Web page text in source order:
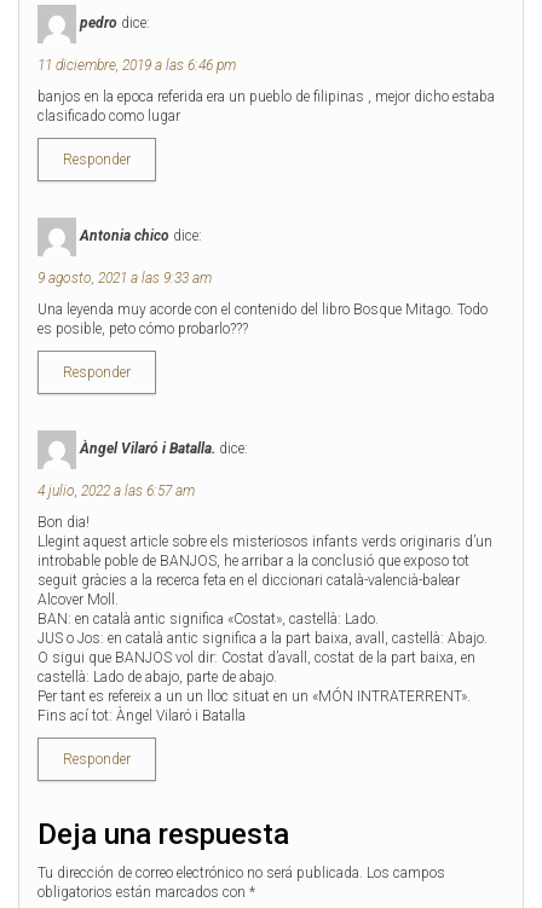
e
n
T
w
i
t
t
e
r
S
e
b
r
e
n
n
a
e
n
t
a
n
u
e
v
a
)
e
n
a
c
e
b
o
o
k
(
S
b
r
e
u
n
a
v
e
n
a
u
e
)
pedro dice:
11 diciembre, 2019 a las 6:46 pm
banjos en la epoca referida era un pueblo de filipinas , mejor dicho estaba
clasificado como lugar
Responder
Antonia chico dice:
9 agosto, 2021 a las 9:33 am
Una leyenda muy acorde con el contenido del libro Bosque Mitago. Todo
es posible, peto cómo probarlo???
Responder
Àngel Vilaró i Batalla. dice:
4 julio, 2022 a las 6:57 am
Bon dia!
Llegint aquest article sobre els misteriosos infants verds originaris d’un
introbable poble de BANJOS, he arribar a la conclusió que exposo tot
seguit gràcies a la recerca feta en el diccionari català-valencià-balear
Alcover Moll.
BAN: en català antic significa «Costat», castellà: Lado.
JUS o Jos: en català antic significa a la part baixa, avall, castellà: Abajo.
O sigui que BANJOS vol dir: Costat d’avall, costat de la part baixa, en
castellà: Lado de abajo, parte de abajo.
Per tant es refereix a un un lloc situat en un «MÓN INTRATERRENT».
Fins ací tot: Àngel Vilaró i Batalla
Responder
Deja una respuesta
Tu dirección de correo electrónico no será publicada. Los campos
obligatorios están marcados con *